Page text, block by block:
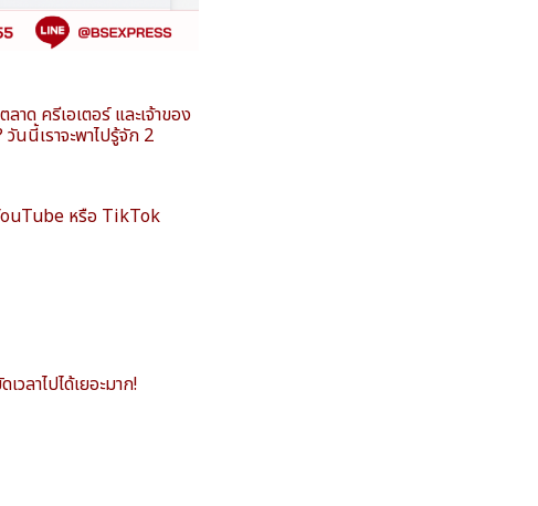
ด ครีเอเตอร์ และเจ้าของ
นนี้เราจะพาไปรู้จัก 2
หรือ TikTok
ลาไปได้เยอะมาก!